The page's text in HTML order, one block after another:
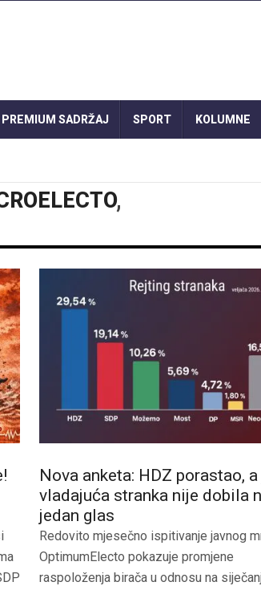
PREMIUM SADRŽAJ SPORT KOLUMNE
,
Nova anketa: HDZ porastao,
vladajuća stranka nije dobila
jedan glas
Redovito mjesečno ispitivanje javnog
OptimumElecto pokazuje promjene
raspoloženja birača u odnosu na